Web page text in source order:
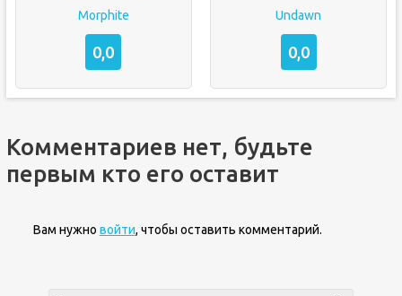
Morphite
0,0
Undawn
0,0
Комментариев нет, будьте
первым кто его оставит
Вам нужно войти, чтобы оставить комментарий.